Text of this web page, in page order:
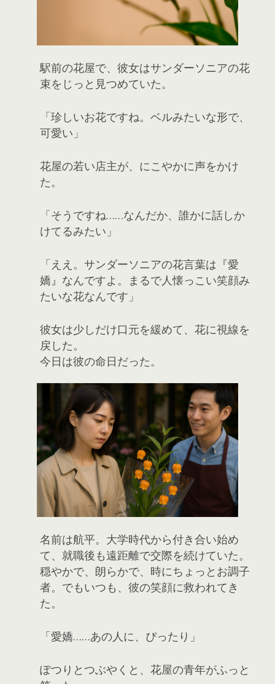
駅前の花屋で、彼女はサンダーソニアの花
束をじっと見つめていた。
「珍しいお花ですね。ベルみたいな形で、
可愛い」
花屋の若い店主が、にこやかに声をかけ
た。
「そうですね……なんだか、誰かに話しか
けてるみたい」
「ええ。サンダーソニアの花言葉は『愛
嬌』なんですよ。まるで人懐っこい笑顔み
たいな花なんです」
彼女は少しだけ口元を緩めて、花に視線を
戻した。
今日は彼の命日だった。
名前は航平。大学時代から付き合い始め
て、就職後も遠距離で交際を続けていた。
穏やかで、朗らかで、時にちょっとお調子
者。でもいつも、彼の笑顔に救われてき
た。
「愛嬌……あの人に、ぴったり」
ぽつりとつぶやくと、花屋の青年がふっと